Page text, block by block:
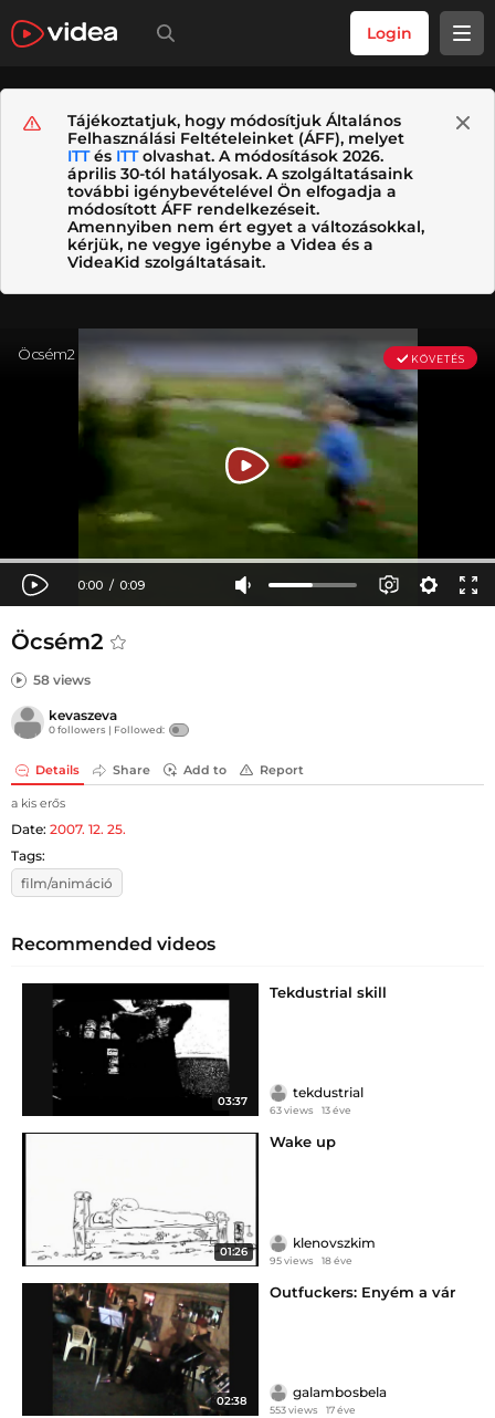
Login
Tájékoztatjuk, hogy módosítjuk Általános
Felhasználási Feltételeinket (ÁFF), melyet
ITTés ITTolvashat. A módosítások 2026.
április 30-tól hatályosak. A szolgáltatásaink
további igénybevételével Ön elfogadja a
módosított ÁFF rendelkezéseit.
Amennyiben nem ért egyet a változásokkal,
kérjük, ne vegye igénybe a Videa és a
VideaKid szolgáltatásait.
Öcsém2
58 views
kevaszeva
0 followers | Followed:
Details Share Add to Report
a kis erős
Date: 2007. 12. 25.
Tags:
film/animáció
Recommended videos
03:37
Tekdustrial skill
tekdustrial
63 views 13 éve
01:26
Wake up
klenovszkim
95 views 18 éve
02:38
Outfuckers: Enyém a vár
galambosbela
553 views 17 éve